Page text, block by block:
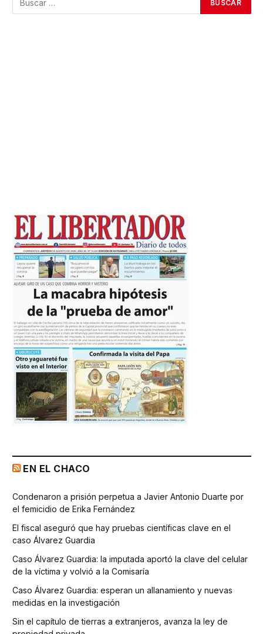
EN EL CHACO
Condenaron a prisión perpetua a Javier Antonio Duarte por
el femicidio de Erika Fernández
El fiscal aseguró que hay pruebas científicas clave en el
caso Álvarez Guardia
Caso Álvarez Guardia: la imputada aportó la clave del celular
de la víctima y volvió a la Comisaría
Caso Álvarez Guardia: esperan un allanamiento y nuevas
medidas en la investigación
Sin el capítulo de tierras a extranjeros, avanza la ley de